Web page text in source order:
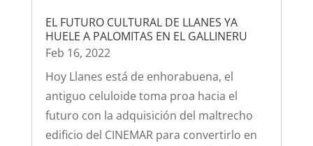
EL FUTURO CULTURAL DE LLANES YA
HUELE A PALOMITAS EN EL GALLINERU
Feb 16, 2022
Hoy Llanes está de enhorabuena, el
antiguo celuloide toma proa hacia el
futuro con la adquisición del maltrecho
edificio del CINEMAR para convertirlo en